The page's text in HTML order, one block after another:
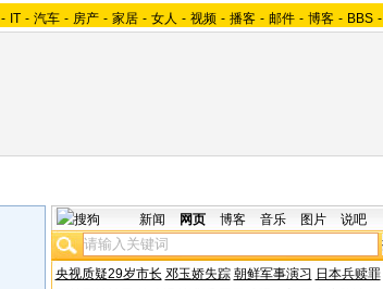
- IT - 汽车 - 房产 - 家居 - 女人 - 视频 - 播客 - 邮件 - 博客 - BBS -
新闻 网页 博客 音乐 图片 说吧
央视质疑29岁市长 邓玉娇失踪 朝鲜军事演习 日本兵赎罪